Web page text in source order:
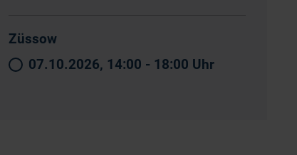
Züssow
07.10.2026, 14:00 - 18:00 Uhr